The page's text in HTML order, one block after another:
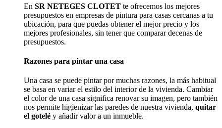
En SR NETEGES CLOTET te ofrecemos los mejores
presupuestos en empresas de pintura para casas cercanas a tu
ubicación, para que puedas obtener el mejor precio y los
mejores profesionales, sin tener que comparar decenas de
presupuestos.
Razones para pintar una casa
Una casa se puede pintar por muchas razones, la más habitual
se basa en variar el estilo del interior de la vivienda. Cambiar
el color de una casa significa renovar su imagen, pero también
nos permite higienizar las paredes de nuestra vivienda, quitar
el gotelé y añadir valor a un inmueble.